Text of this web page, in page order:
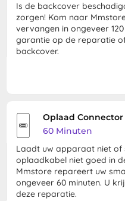
Is de backcover
zorgen! Kom naar
vervangen in ongeveer
garantie op de reparatie
backcover.
Oplaad
60 Minuten
Laadt uw apparaat niet of
oplaadkabel niet goed in
Mmstore repareert uw
ongeveer 60 minuten. U
deze reparatie.